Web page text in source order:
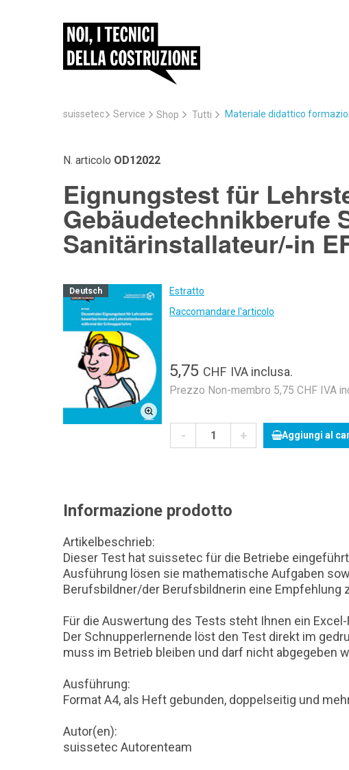
suissetec Service Shop Tutti Materiale didattico
N. articolo OD12022
Eignungstest für
Gebäudetechnikberufe
Sanitärinstallateur/-in
Deutsch
Estratto
Raccomandare l'articolo
5,75 CHF IVA inclusa.
Prezzo Non-membro 5,75 CHF IVA
- + Aggiungi al
Informazione prodotto
Artikelbeschrieb:
Dieser Test hat suissetec für die Betriebe
Ausführung lösen sie mathematische Aufgaben
Berufsbildner/der Berufsbildnerin eine Empfehlung
Für die Auswertung des Tests steht Ihnen ein
Der Schnupperlernende löst den Test direkt im
muss im Betrieb bleiben und darf nicht abgegeben
Ausführung:
Format A4, als Heft gebunden, doppelseitig und
Autor(en):
suissetec Autorenteam